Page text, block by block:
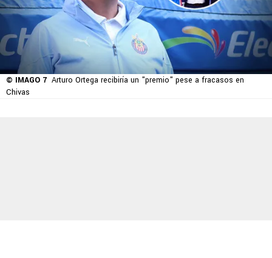
© IMAGO 7 Arturo Ortega recibiría un "premio" pese a fracasos en
Chivas